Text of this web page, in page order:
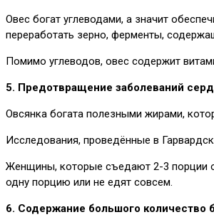
Овес богат углеводами, а значит
переработать зерно, ферменты,
Помимо углеводов, овес содержит
5. Предотвращение заболеваний
Овсянка богата полезными жирами,
Исследования, проведённые в
Женщины, которые съедают 2-3 порции
одну порцию или не едят совсем.
6. Содержание большого количество